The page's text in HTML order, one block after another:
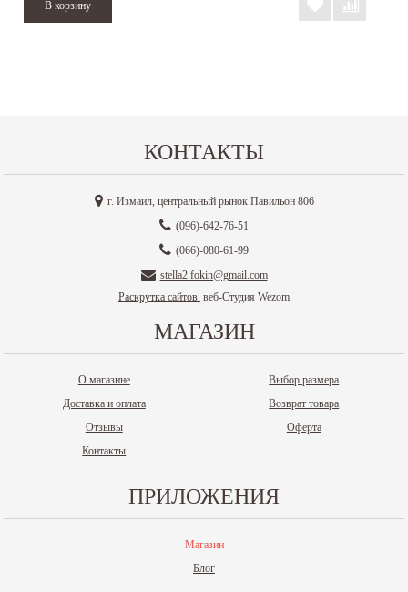
КОНТАКТЫ
г. Измаил, центральный рынок Павильон 806
(096)-642-76-51
(066)-080-61-99
stella2.fokin@gmail.com
Раскрутка сайтов веб-Студия Wezom
МАГАЗИН
О магазине
Выбор размера
Доставка и оплата
Возврат товара
Отзывы
Оферта
Контакты
ПРИЛОЖЕНИЯ
Магазин
Блог